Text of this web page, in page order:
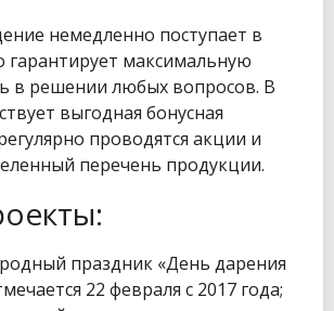
немедленно поступает в
гарантирует максимальную
в решении любых вопросов. В
выгодная бонусная
проводятся акции и
перечень продукции.
праздник «День дарения
22 февраля с 2017 года;